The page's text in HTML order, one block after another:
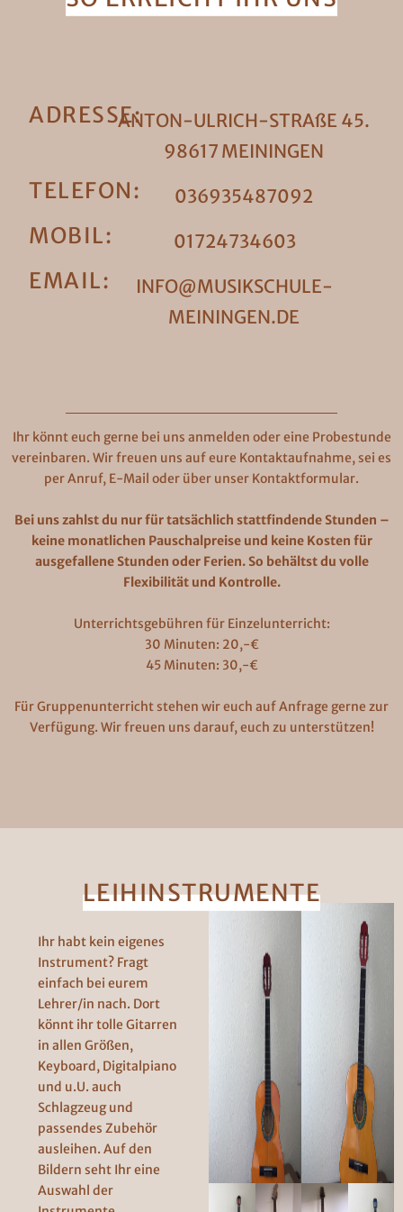
ADRESSE:ANTON-ULRICH-STRAßE 45.
98617 MEININGEN
TELEFON: 036935487092
MOBIL: 01724734603
EMAIL:
INFO@MUSIKSCHULE-
MEININGEN.DE
Ihr könnt euch gerne bei uns anmelden oder eine Probestunde
vereinbaren. Wir freuen uns auf eure Kontaktaufnahme, sei es
per Anruf, E-Mail oder über unser Kontaktformular.
Bei uns zahlst du nur für tatsächlich stattfindende Stunden –
keine monatlichen Pauschalpreise und keine Kosten für
ausgefallene Stunden oder Ferien. So behältst du volle
Flexibilität und Kontrolle.
Unterrichtsgebühren für Einzelunterricht:
30 Minuten: 20,-€
45 Minuten: 30,-€
Für Gruppenunterricht stehen wir euch auf Anfrage gerne zur
Verfügung. Wir freuen uns darauf, euch zu unterstützen!
LEIHINSTRUMENTE
Ihr habt kein eigenes
Instrument? Fragt
einfach bei eurem
Lehrer/in nach. Dort
könnt ihr tolle Gitarren
in allen Größen,
Keyboard, Digitalpiano
und u.U. auch
Schlagzeug und
passendes Zubehör
ausleihen. Auf den
Bildern seht Ihr eine
Auswahl der